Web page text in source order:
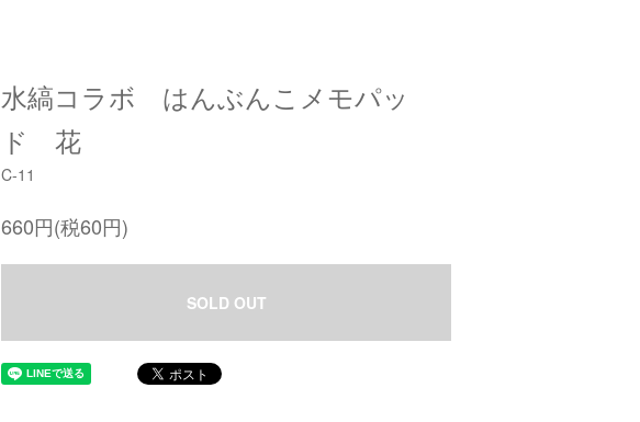
水縞コラボ はんぶんこメモパッ
ド 花
C-11
660円(税60円)
SOLD OUT